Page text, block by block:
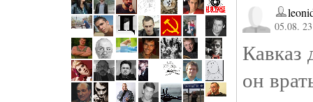
05.08.
Кавказ
он